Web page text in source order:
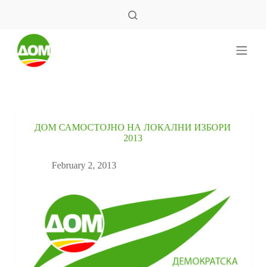
ДОМ САМОСТОЈНО НА ЛОКАЛНИ ИЗБОРИ
2013
February 2, 2013